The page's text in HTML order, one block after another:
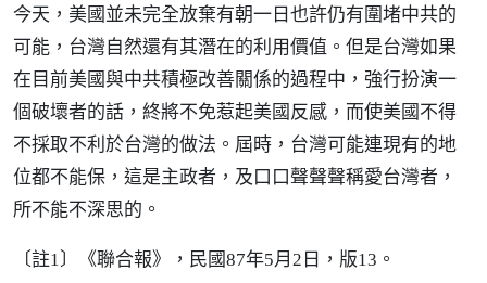
今天，美國並未完全放棄有朝一日也許仍有圍堵中共的
可能，台灣自然還有其潛在的利用價值。但是台灣如果
在目前美國與中共積極改善關係的過程中，強行扮演一
個破壞者的話，終將不免惹起美國反感，而使美國不得
不採取不利於台灣的做法。屆時，台灣可能連現有的地
位都不能保，這是主政者，及口口聲聲聲稱愛台灣者，
所不能不深思的。
〔註1〕《聯合報》，民國87年5月2日，版13。